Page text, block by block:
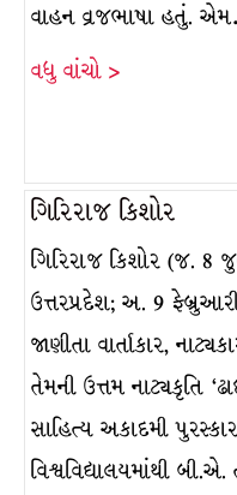
વાહન વ્રજભાષા હતું.
વધુ વાંચો >
ગિરિરાજ કિશોર
ગિરિરાજ કિશોર (જ. 8
ઉત્તરપ્રદેશ; અ. 9
જાણીતા વાર્તાકાર,
તેમની ઉત્તમ નાટ્યકૃતિ
સાહિત્ય અકાદમી
વિશ્વવિદ્યાલયમાંથી